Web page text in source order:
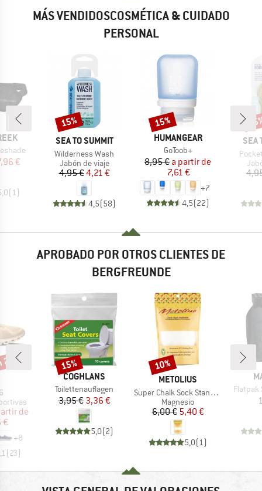
MÁS VENDIDOSCOSMÉTICA & CUIDADO
PERSONAL
reducido
€
(1 )
MARCA
SEA TO SUMMIT
Artículo
Wilderness Wash
Product group
Jabón de viaje
Precio
4,95 €Precio reducido
4,21 €
4,5(58)
Descuento
15%
MARCA
HUMANGEAR
Artículo
GoToob+
Precio
8,95 € Precio reducido
a partir de
7,61 €
+7
4,5(22)
Descuento
15%
SEA
APROBADO POR OTROS CLIENTES DE
BERGFREUNDE
reducido
de
€
+8
(23)
MARCA
COGHLANS
Artículo
Toilettenauflagen
Precio
3,95 €Precio reducido
3,36 €
5,0(2)
Descuento
15%
MARCA
METOLIUS
Artículo
Super Chalk Sock Standard
Product group
Magnesio
Precio
6,00 €Precio reducido
5,40 €
5,0(1)
Descuento
10%
Artículo
Flatpak